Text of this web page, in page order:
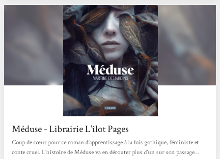
Méduse - Librairie L'îlot Pages
Coup de cœur pour ce roman d’apprentissage à la fois gothique, féministe et
conte cruel. L’histoire de Méduse va en dérouter plus d’un sur son passage…